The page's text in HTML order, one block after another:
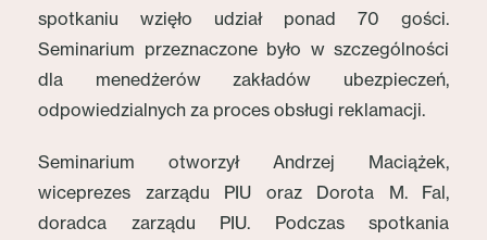
spotkaniu wzięło udział ponad 70 gości.
Seminarium przeznaczone było w szczególności
dla menedżerów zakładów ubezpieczeń,
odpowiedzialnych za proces obsługi reklamacji.
Seminarium otworzył Andrzej Maciążek,
wiceprezes zarządu PIU oraz Dorota M. Fal,
doradca zarządu PIU. Podczas spotkania